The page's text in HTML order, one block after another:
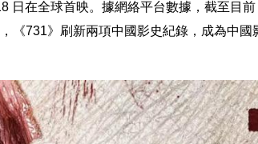
日在全球首映。據網絡平台數據，截至目
《731》刷新兩項中國影史紀錄，成為中